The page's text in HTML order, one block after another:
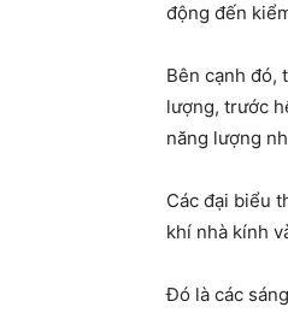
động đến
Bên cạnh đó,
lượng, trước
năng lượng
Các đại biểu
khí nhà kính
Đó là các